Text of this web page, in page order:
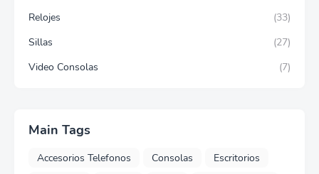
Relojes
(33)
Sillas
(27)
Video Consolas
(7)
Main Tags
Accesorios Telefonos Consolas
Escritorios